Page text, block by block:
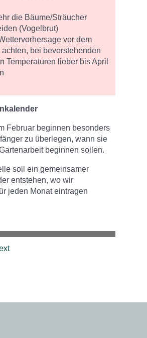
die Bäume/Sträucher
(Vogelbrut)
vor dem
bei bevorstehenden
Temperaturen lieber bis April
Februar beginnen besonders
zu überlegen, wann sie
beginnen sollen.
soll ein gemeinsamer
entstehen, wo wir
jeden Monat eintragen